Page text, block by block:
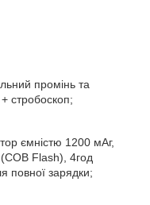
промінь та
стробоскоп;
ємністю 1200 мАг,
Flash), 4год
повної зарядки;